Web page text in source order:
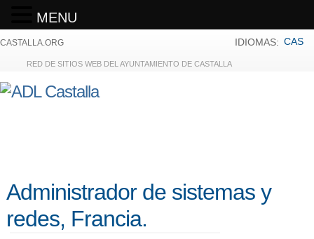
CASTALLA.ORG
RED DE SITIOS WEB DEL AYUNTAMIENTO DE CASTALLA
IDIOMAS: CAS
Administrador de sistemas y
redes, Francia.
MENU